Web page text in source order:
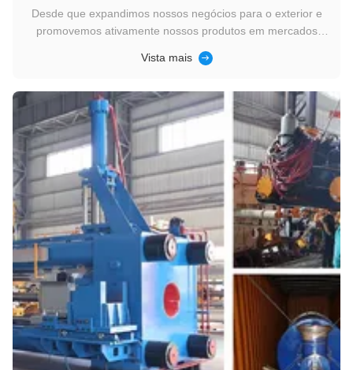
Desde que expandimos nossos negócios para o exterior e
promovemos ativamente nossos produtos em mercados
ganhado crescente popularidade entre clientes estrangeiros.
em Xangai, ...
Vista mais